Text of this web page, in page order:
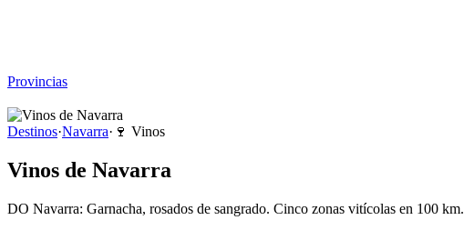
Provincias
Destinos·Navarra· 🍷 Vinos
Vinos de Navarra
DO Navarra: Garnacha, rosados de sangrado. Cinco zonas vitícolas en 100 km.